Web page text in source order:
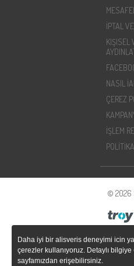
İPTAL
KIŞISEL
NASIL
ÇEREZ
İŞLEM
© 2026
Daha iyi bir alisveris deneyimi icin
çerezler kullanıyoruz. Detaylı bilgiye
sayfamızdan erişebilirsiniz.